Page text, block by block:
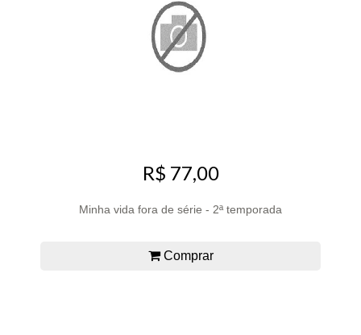
R$ 77,00
Minha vida fora de série - 2ª temporada
Comprar